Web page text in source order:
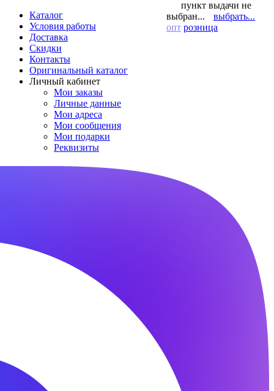
Каталог
Условия работы
Доставка
Скидки
Контакты
Оригинальный каталог
Личный кабинет
Мои заказы
Личные данные
Мои адреса
Мои сообщения
Мои подарки
Реквизиты
пункт выдачи не
выбран...
выбрать...
опт розница